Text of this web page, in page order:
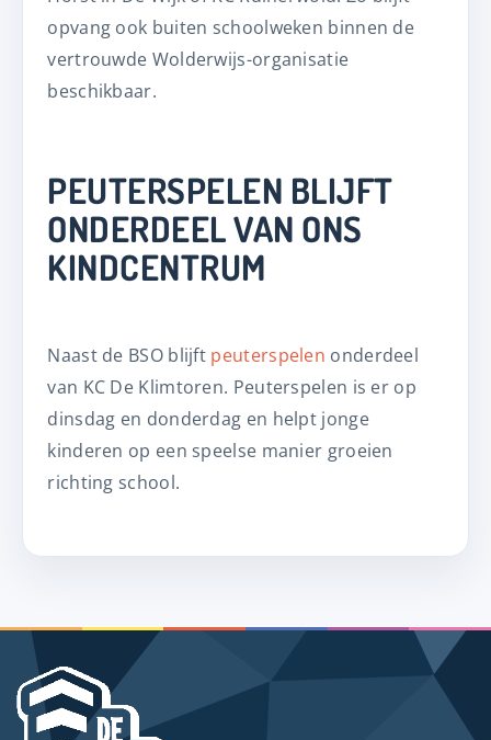
opvang ook buiten schoolweken binnen de
vertrouwde Wolderwijs-organisatie
beschikbaar.
PEUTERSPELEN BLIJFT
ONDERDEEL VAN ONS
KINDCENTRUM
Naast de BSO blijft peuterspelen onderdeel
van KC De Klimtoren. Peuterspelen is er op
dinsdag en donderdag en helpt jonge
kinderen op een speelse manier groeien
richting school.